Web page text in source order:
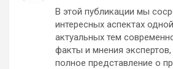
В этой публикации мы
интересных аспектах
актуальных тем
факты и мнения
полное представление о